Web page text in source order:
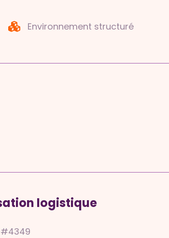
Environnement structuré
logistique
#4349